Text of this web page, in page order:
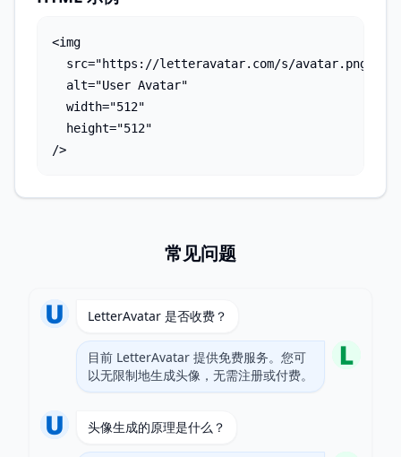
<img
src="https://letteravatar.com/s/
  alt="User Avatar"
  width="512"
  height="512"
/>
常见问题
LetterAvatar 是否收费？
目前 LetterAvatar 提供免费服务。您可
以无限制地生成头像，无需注册或付费。
头像生成的原理是什么？